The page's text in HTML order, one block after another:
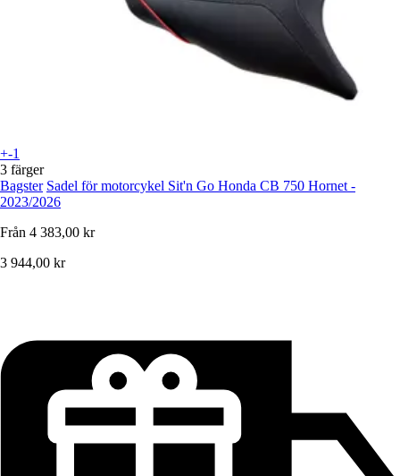
+-1
3 färger
Bagster Sadel för motorcykel Sit'n Go Honda CB 750 Hornet -
2023/2026
Från 4 383,00 kr
3 944,00 kr